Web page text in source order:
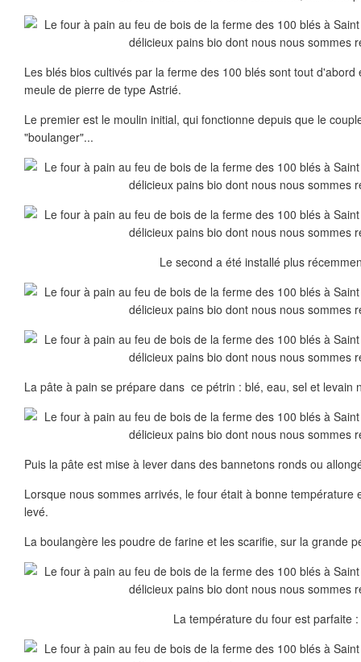
Les blés bios cultivés par la ferme des 100 blés sont tout
meule de pierre de type Astrié.
Le premier est le moulin initial, qui fonctionne depuis que le
"boulanger"...
Le second a été installé plus
La pâte à pain se prépare dans ce pétrin : blé, eau, sel et levain
Puis la pâte est mise à lever dans des bannetons ronds ou
Lorsque nous sommes arrivés, le four était à bonne température
levé.
La boulangère les poudre de farine et les scarifie, sur la grande
La température du four est parfaite :